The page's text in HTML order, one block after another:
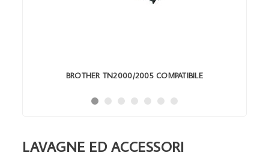
BROTHER TN2000/2005 COMPATIBILE
LAVAGNE ED ACCESSORI